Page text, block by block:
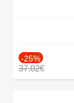
-25%
37.02€